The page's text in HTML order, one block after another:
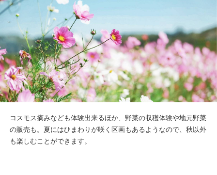
コスモス摘みなども体験出来るほか、野菜の収穫体験や地元野菜
の販売も。夏にはひまわりが咲く区画もあるようなので、秋以外
も楽しむことができます。